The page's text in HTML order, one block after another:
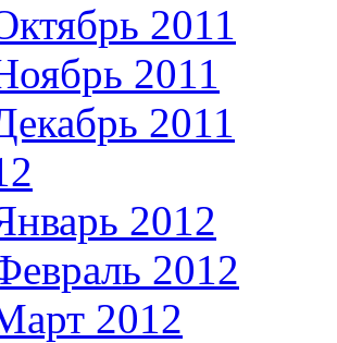
2011
2011
2011
2012
2012
2012